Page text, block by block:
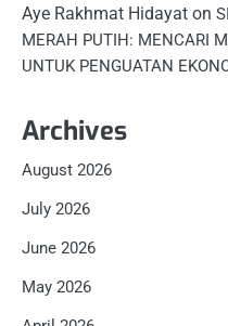
Aye Rakhmat Hidayat on
MERAH PUTIH: MENCARI
UNTUK PENGUATAN
Archives
August 2026
July 2026
June 2026
May 2026